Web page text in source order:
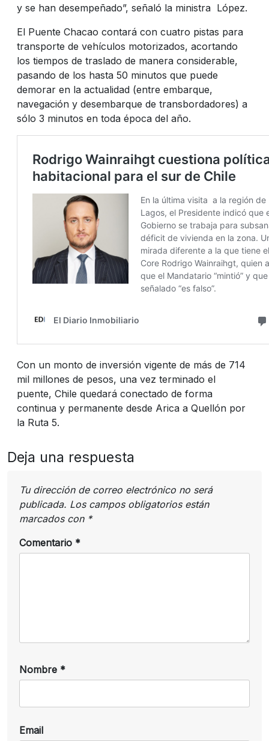
y se han desempeñado”, señaló la ministra López.
El Puente Chacao contará con cuatro pistas para
transporte de vehículos motorizados, acortando
los tiempos de traslado de manera considerable,
pasando de los hasta 50 minutos que puede
demorar en la actualidad (entre embarque,
navegación y desembarque de transbordadores) a
sólo 3 minutos en toda época del año.
Con un monto de inversión vigente de más de 714
mil millones de pesos, una vez terminado el
puente, Chile quedará conectado de forma
continua y permanente desde Arica a Quellón por
la Ruta 5.
Deja una respuesta
Tu dirección de correo electrónico no será
publicada. Los campos obligatorios están
marcados con *
Comentario *
Nombre *
Email